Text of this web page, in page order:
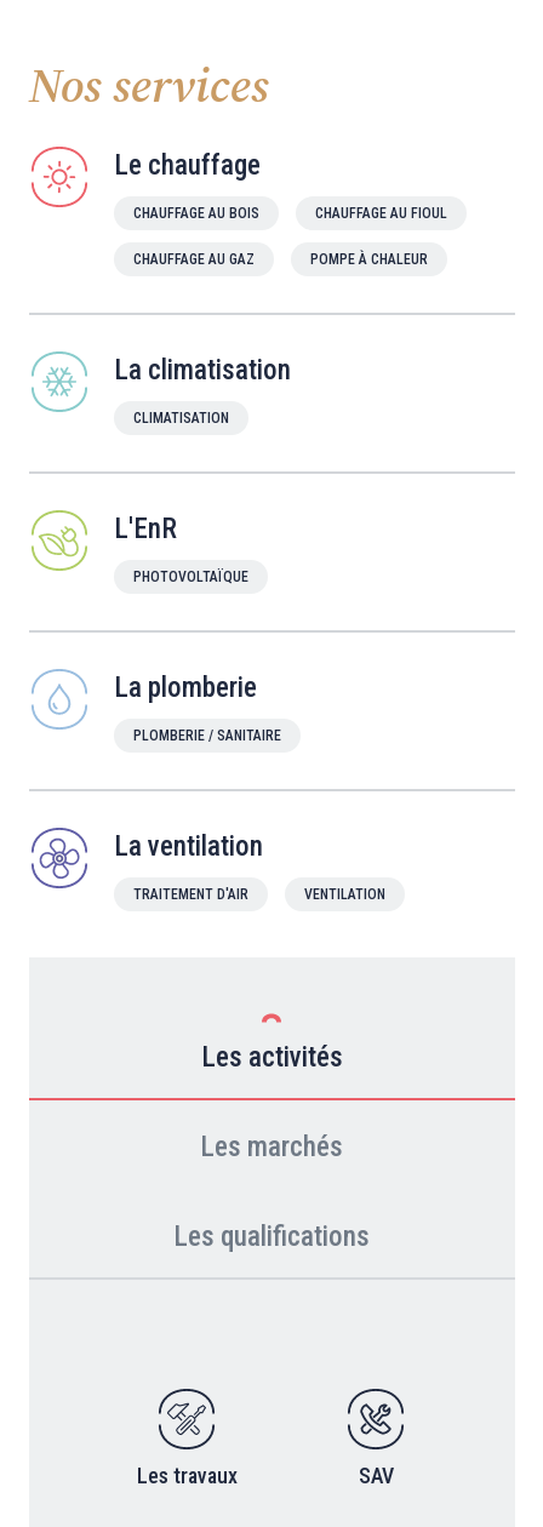
Nos services
Le chauffage
CHAUFFAGE AU BOIS CHAUFFAGE AU FIOUL
CHAUFFAGE AU GAZ POMPE À CHALEUR
La climatisation
CLIMATISATION
L'EnR
PHOTOVOLTAÏQUE
La plomberie
PLOMBERIE / SANITAIRE
La ventilation
TRAITEMENT D'AIR VENTILATION
Les activités
Les marchés
Les qualifications
Les travaux SAV